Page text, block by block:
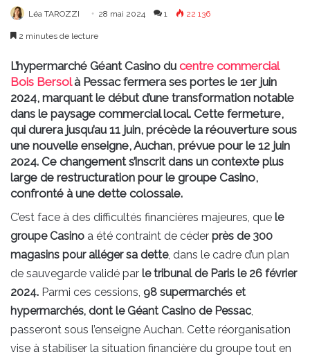
Léa TAROZZI 28 mai 2024 1 22 136
2 minutes de lecture
L’hypermarché Géant Casino du centre commercial
Bois Bersolà Pessac fermera ses portes le 1er juin
2024, marquant le début d’une transformation notable
dans le paysage commercial local. Cette fermeture,
qui durera jusqu’au 11 juin, précède la réouverture sous
une nouvelle enseigne, Auchan, prévue pour le 12 juin
2024. Ce changement s’inscrit dans un contexte plus
large de restructuration pour le groupe Casino,
confronté à une dette colossale.
C’est face à des difficultés financières majeures, que le
groupe Casino a été contraint de céder près de 300
magasins pour alléger sa dette, dans le cadre d’un plan
de sauvegarde validé par le tribunal de Paris le 26 février
2024. Parmi ces cessions, 98 supermarchés et
hypermarchés, dont le Géant Casino de Pessac,
passeront sous l’enseigne Auchan. Cette réorganisation
vise à stabiliser la situation financière du groupe tout en